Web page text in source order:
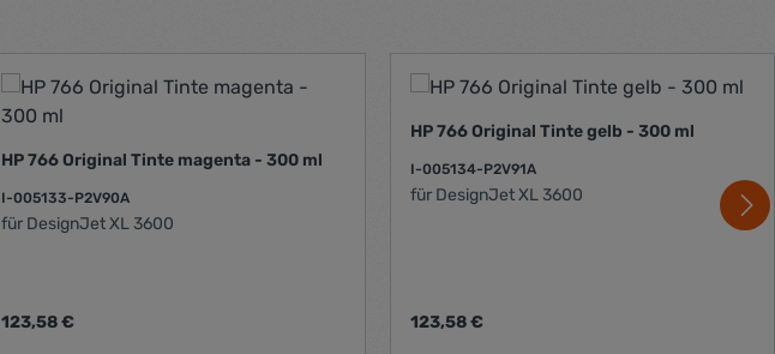
HP 766 Original Tinte magenta - 300 ml
I-005133-P2V90A
für DesignJet XL 3600
Regulärer Preis:
123,58 €
HP 766 Original Tinte gelb - 300 ml
I-005134-P2V91A
für DesignJet XL 3600
Regulärer Preis:
123,58 €